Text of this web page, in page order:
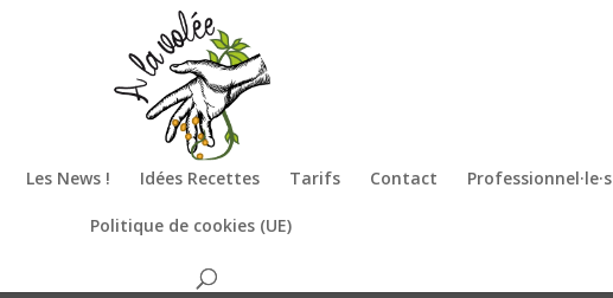
Les News ! Idées Recettes Tarifs Contact Professionnel·le·s
Politique de cookies (UE)